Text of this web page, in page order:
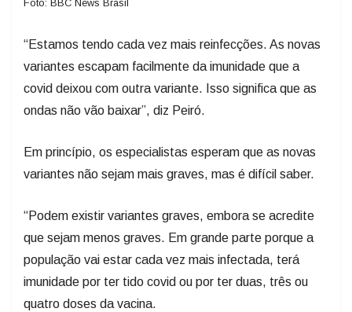
Foto: BBC News Brasil
“Estamos tendo cada vez mais reinfecções. As novas
variantes escapam facilmente da imunidade que a
covid deixou com outra variante. Isso significa que as
ondas não vão baixar”, diz Peiró.
Em princípio, os especialistas esperam que as novas
variantes não sejam mais graves, mas é difícil saber.
“Podem existir variantes graves, embora se acredite
que sejam menos graves. Em grande parte porque a
população vai estar cada vez mais infectada, terá
imunidade por ter tido covid ou por ter duas, três ou
quatro doses da vacina.